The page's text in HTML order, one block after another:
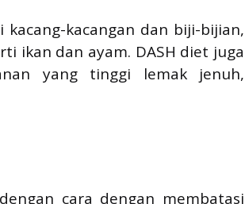
kacangan dan biji-bijian,
ikan dan ayam. DASH diet juga
yang tinggi lemak jenuh,
cara dengan membatasi